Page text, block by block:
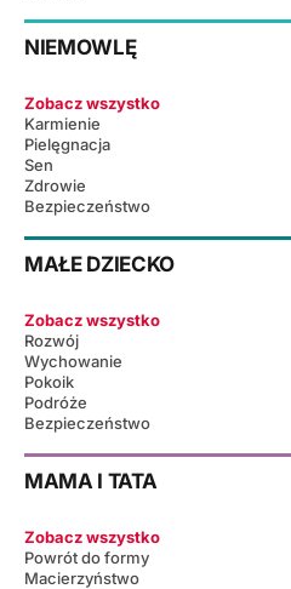
NIEMOWLĘ
Zobacz wszystko
Karmienie
Pielęgnacja
Sen
Zdrowie
Bezpieczeństwo
MAŁE DZIECKO
Zobacz wszystko
Rozwój
Wychowanie
Pokoik
Podróże
Bezpieczeństwo
MAMA I TATA
Zobacz wszystko
Powrót do formy
Macierzyństwo